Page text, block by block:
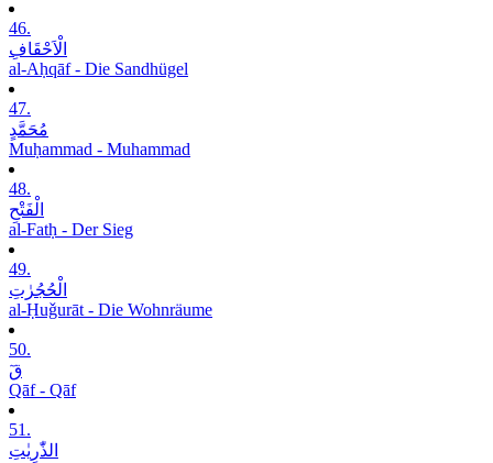
46.
الْاَحْقَافِ
al-Aḥqāf - Die Sandhügel
47.
مُحَمَّدٍ
Muḥammad - Muhammad
48.
الْفَتْحِ
al-Fatḥ - Der Sieg
49.
الْحُجُرٰتِ
al-Ḥuǧurāt - Die Wohnräume
50.
قٓ
Qāf - Qāf
51.
الذّٰرِیٰتِ